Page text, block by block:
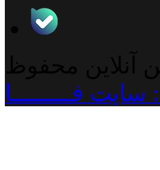
آنلاین محفوظ
فـــــــــا